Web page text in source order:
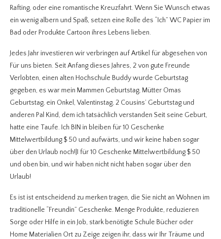
Rafting, oder eine romantische Kreuzfahrt. Wenn Sie Wunsch etwas
ein wenig albern und Spaß, setzen eine Rolle des “Ich” WC Papier im
Bad oder Produkte Cartoon ihres Lebens lieben.
Jedes Jahr investieren wir verbringen auf Artikel für abgesehen von
Für uns bieten. Seit Anfang dieses Jahres, 2 von gute Freunde
Verlobten, einen alten Hochschule Buddy wurde Geburtstag
gegeben, es war mein Mammen Geburtstag, Mütter Omas
Geburtstag, ein Onkel, Valentinstag, 2 Cousins’ Geburtstag und
anderen Pal Kind, dem ich tatsächlich verstanden Seit seine Geburt,
hatte eine Taufe. Ich BIN in bleiben für 10 Geschenke
Mittelwertbildung $ 50 und aufwärts, und wir keine haben sogar
über den Urlaub noch!|I für 10 Geschenke Mittelwertbildung $ 50
und oben bin, und wir haben nicht nicht haben sogar über den
Urlaub!
Es ist ist entscheidend zu merken tragen, die Sie nicht an Wohnen im
traditionelle “Freundin” Geschenke. Menge Produkte, reduzieren
Sorge oder Hilfe in ein Job, stark benötigte Schule Bücher oder
Home Materialien Ort zu Zeige zeigen ihr, dass wir Ihr Träume und